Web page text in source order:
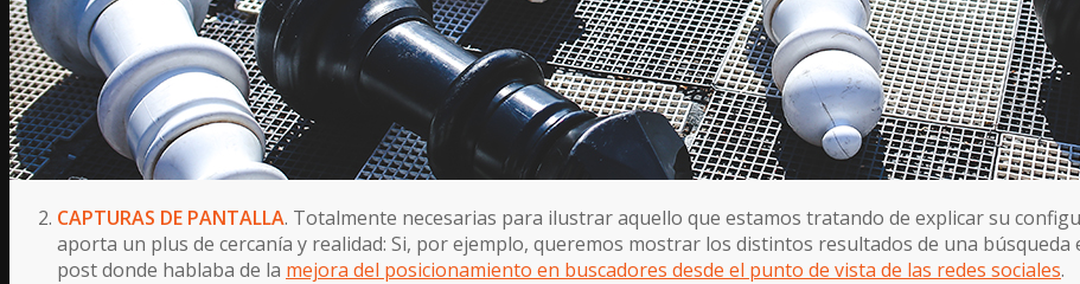
CAPTURAS DE PANTALLA. Totalmente necesarias para ilustrar aquello que estamos tratando de explicar su
aporta un plus de cercanía y realidad: Si, por ejemplo, queremos mostrar los distintos resultados de una
post donde hablaba de la mejora del posicionamiento en buscadores desde el punto de vista de las redes sociales.